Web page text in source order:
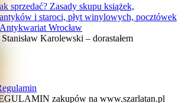
sprzedać? Zasady skupu książek,
i staroci, płyt winylowych, pocztówek
Wrocław
Karolewski – dorastałem
zakupów na www.szarlatan.pl